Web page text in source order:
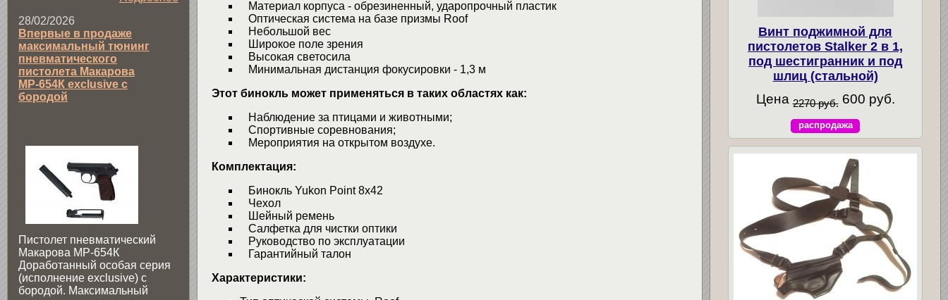
Материал корпуса - обрезиненный, ударопрочный пластик
Оптическая система на базе призмы Roof
Небольшой вес
Широкое поле зрения
Высокая светосила
Минимальная дистанция фокусировки - 1,3 м
Этот бинокль может применяться в таких областях как:
Наблюдение за птицами и животными;
Спортивные соревнования;
Мероприятия на открытом воздухе.
Комплектация:
Бинокль Yukon Point 8x42
Чехол
Шейный ремень
Салфетка для чистки оптики
Руководство по эксплуатации
Гарантийный талон
Характеристики:
28/02/2026
Впервые в продаже
максимальный тюнинг
пневматического
пистолета Макарова
МР-654К exclusive с
бородой
Пистолет пневматический
Макарова МР-654К
Доработанный особая серия
(исполнение exclusive) c
бородой. Максимальный
Винт поджимной для
пистолетов Stalker 2 в 1,
под шестигранник и под
шлиц (стальной)
Цена 2270 руб. 600 руб.
распродажа